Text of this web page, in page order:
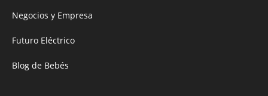
Negocios y Empresa
Futuro Eléctrico
Blog de Bebés